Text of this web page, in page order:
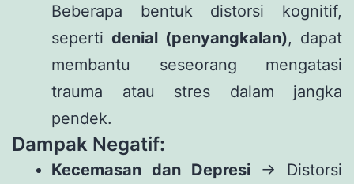
Beberapa bentuk distorsi kognitif,
seperti denial (penyangkalan), dapat
membantu seseorang mengatasi
trauma atau stres dalam jangka
pendek.
Dampak Negatif:
Kecemasan dan Depresi→ Distorsi